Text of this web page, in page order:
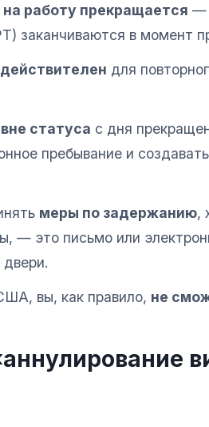
работу прекращается —
заканчиваются в момент
для
вне статуса с дня
пребывание и
меры по задержанию,
— это письмо или
двери.
вы, как правило, не